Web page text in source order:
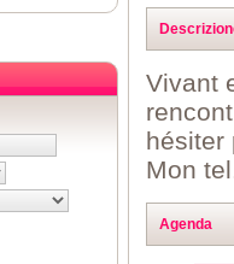
Vivant
hésiter
Mon
Agenda